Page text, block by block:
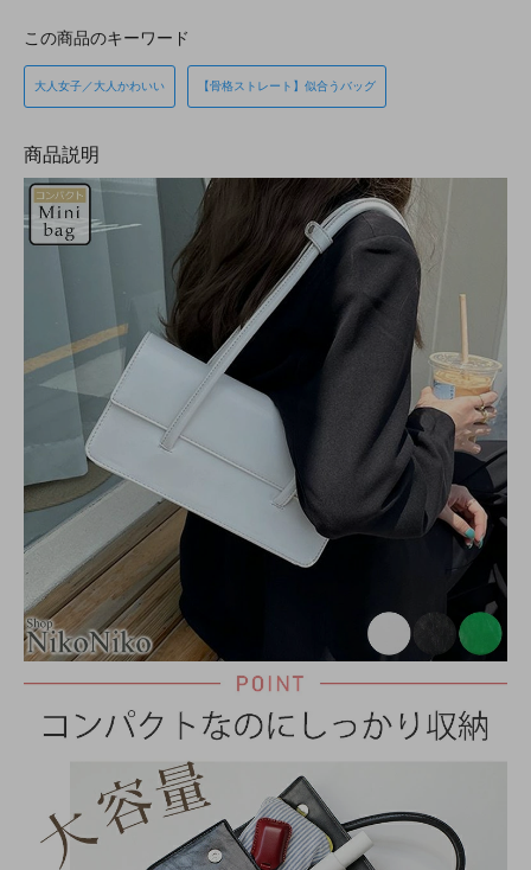
この商品のキーワード
大人女子／大人かわいい 【骨格ストレート】似合うバッグ
商品説明